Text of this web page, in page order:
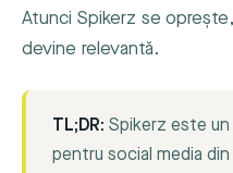
Atunci Spikerz se
devine relevantă.
TL;DR: Spikerz este
pentru social media